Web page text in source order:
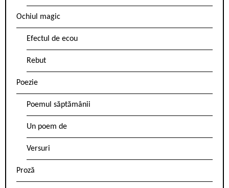
Ochiul magic
Efectul de ecou
Rebut
Poezie
Poemul săptămânii
Un poem de
Versuri
Proză